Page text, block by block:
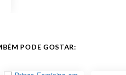
PODE GOSTAR: